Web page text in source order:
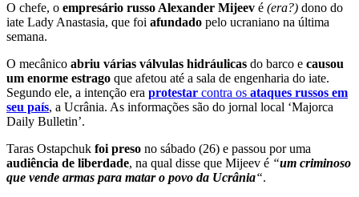
O chefe, o empresário russo Alexander Mijeev é (era?) dono do
iate Lady Anastasia, que foi afundado pelo ucraniano na última
semana.
O mecânico abriu várias válvulas hidráulicas do barco e causou
um enorme estrago que afetou até a sala de engenharia do iate.
Segundo ele, a intenção era protestar contra os ataques russos em
seu país, a Ucrânia. As informações são do jornal local ‘Majorca
Daily Bulletin’.
Taras Ostapchuk foi preso no sábado (26) e passou por uma
audiência de liberdade, na qual disse que Mijeev é “um criminoso
que vende armas para matar o povo da Ucrânia“.